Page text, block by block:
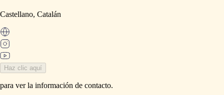
Castellano, Catalán
Haz clic aquí
para ver la información de contacto.